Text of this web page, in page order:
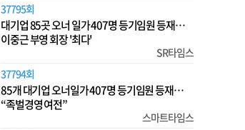
37795회
대기업 85곳 오너 일가 407명 등기임원 등재…
이중근 부영 회장 '최다'
SR타임스
37794회
85개 대기업 오너일가 407명 등기임원 등재…
“족벌경영 여전”
스마트타임스